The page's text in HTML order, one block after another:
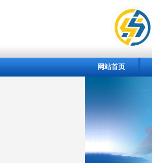
网站首页